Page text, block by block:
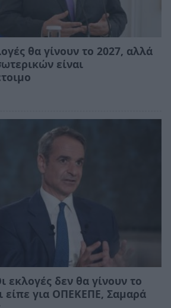
θα γίνουν το 2027, αλλά
είναι
εκλογές δεν θα γίνουν το
είπε για ΟΠΕΚΕΠΕ, Σαμαρά